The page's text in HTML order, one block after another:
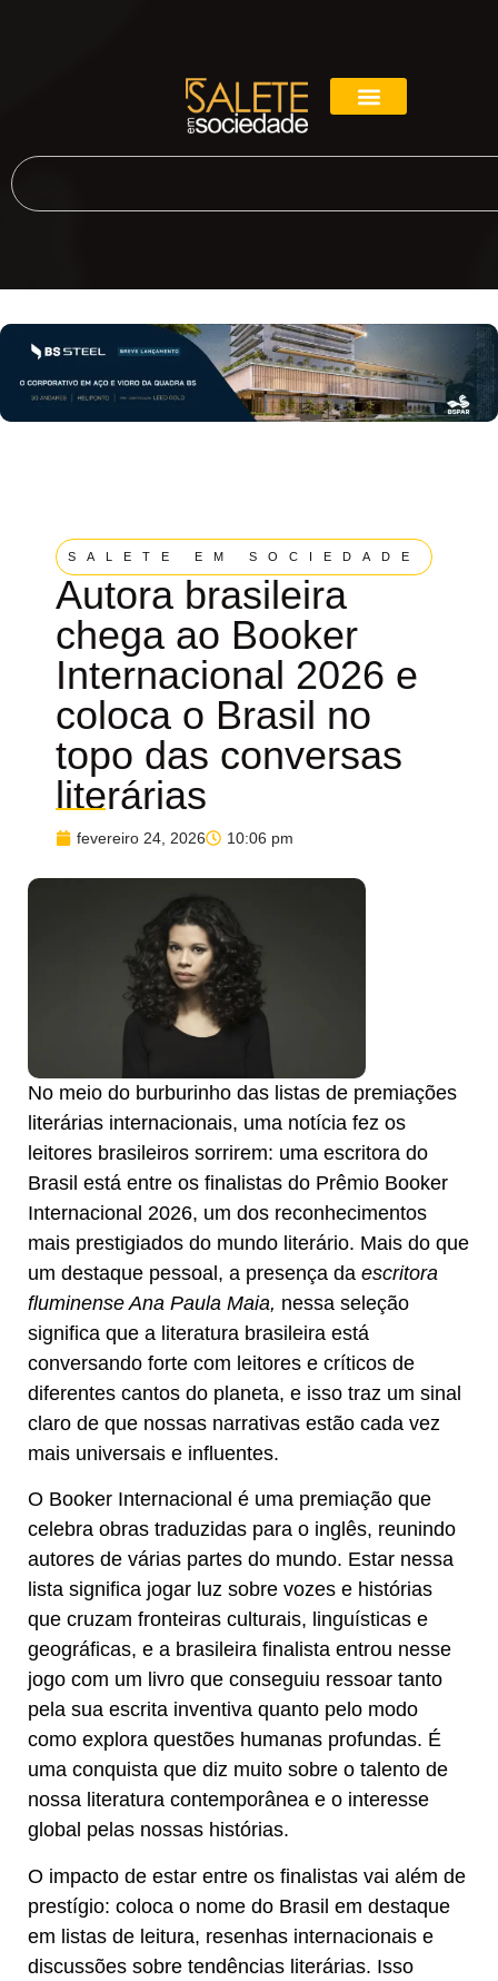
SALETE EM SOCIEDADE
Autora brasileira
chega ao Booker
Internacional 2026 e
coloca o Brasil no
topo das conversas
literárias
fevereiro 24, 2026 10:06 pm
No meio do burburinho das listas de premiações
literárias internacionais, uma notícia fez os
leitores brasileiros sorrirem: uma escritora do
Brasil está entre os finalistas do Prêmio Booker
Internacional 2026, um dos reconhecimentos
mais prestigiados do mundo literário. Mais do que
um destaque pessoal, a presença da escritora
fluminense Ana Paula Maia, nessa seleção
significa que a literatura brasileira está
conversando forte com leitores e críticos de
diferentes cantos do planeta, e isso traz um sinal
claro de que nossas narrativas estão cada vez
mais universais e influentes.
O Booker Internacional é uma premiação que
celebra obras traduzidas para o inglês, reunindo
autores de várias partes do mundo. Estar nessa
lista significa jogar luz sobre vozes e histórias
que cruzam fronteiras culturais, linguísticas e
geográficas, e a brasileira finalista entrou nesse
jogo com um livro que conseguiu ressoar tanto
pela sua escrita inventiva quanto pelo modo
como explora questões humanas profundas. É
uma conquista que diz muito sobre o talento de
nossa literatura contemporânea e o interesse
global pelas nossas histórias.
O impacto de estar entre os finalistas vai além de
prestígio: coloca o nome do Brasil em destaque
em listas de leitura, resenhas internacionais e
discussões sobre tendências literárias. Isso